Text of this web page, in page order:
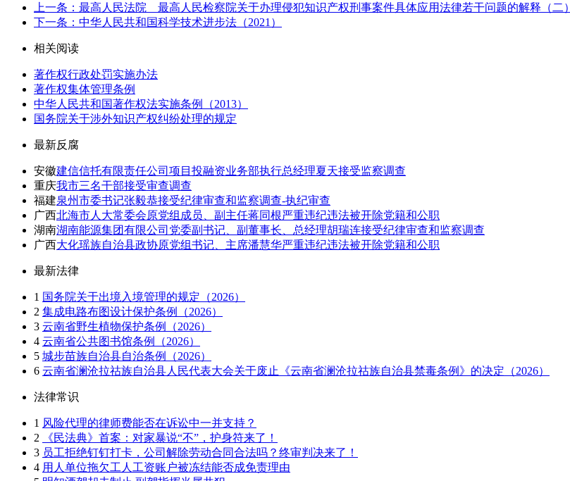
上一条：最高人民法院 最高人民检察院关于办理侵犯知识产权刑事案件具体应用法律若干问题的解释（二）
下一条：中华人民共和国科学技术进步法（2021）
相关阅读
著作权行政处罚实施办法
著作权集体管理条例
中华人民共和国著作权法实施条例（2013）
国务院关于涉外知识产权纠纷处理的规定
最新反腐
安徽建信信托有限责任公司项目投融资业务部执行总经理夏天接受监察调查
重庆我市三名干部接受审查调查
福建泉州市委书记张毅恭接受纪律审查和监察调查-执纪审查
广西北海市人大常委会原党组成员、副主任蒋同根严重违纪违法被开除党籍和公职
湖南湖南能源集团有限公司党委副书记、副董事长、总经理胡瑞连接受纪律审查和监察调查
广西大化瑶族自治县政协原党组书记、主席潘慧华严重违纪违法被开除党籍和公职
最新法律
1 国务院关于出境入境管理的规定（2026）
2 集成电路布图设计保护条例（2026）
3 云南省野生植物保护条例（2026）
4 云南省公共图书馆条例（2026）
5 城步苗族自治县自治条例（2026）
6 云南省澜沧拉祜族自治县人民代表大会关于废止《云南省澜沧拉祜族自治县禁毒条例》的决定（2026）
法律常识
1 风险代理的律师费能否在诉讼中一并支持？
2
《民法典》首案：对家暴说“不”，护身符来了！
3 员工拒绝钉钉打卡，公司解除劳动合同合法吗？终审判决来了！
4 用人单位拖欠工人工资账户被冻结能否成免责理由